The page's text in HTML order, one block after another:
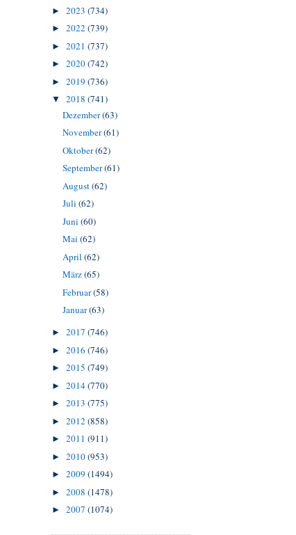
► 2023 (734)
► 2022 (739)
► 2021 (737)
► 2020(742)
► 2019 (736)
▼ 2018 (741)
Dezember(63)
November(61)
Oktober(62)
September(61)
August(62)
Juli (62)
Juni (60)
Mai (62)
April (62)
März(65)
Februar(58)
Januar(63)
► 2017 (746)
► 2016 (746)
► 2015 (749)
► 2014(770)
► 2013 (775)
► 2012 (858)
► 2011 (911)
► 2010(953)
► 2009 (1494)
► 2008 (1478)
► 2007 (1074)